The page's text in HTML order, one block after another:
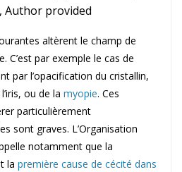
Author provided
altèrent le champ de
C’est par exemple le cas de
par l’opacification du cristallin,
ou de la myopie. Ces
particulièrement
sont graves. L’Organisation
notamment que la
la première cause de cécité dans